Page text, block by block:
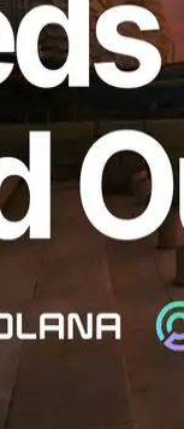
Dipilih
komunikasi
dengan kota-
Chi Minh, sementara
lintas keuangan dan
Singapore,
untuk Solana.
pertumbuhan
oleh kolam
proporsi meningkat
baru-baru ini
Hasil ini